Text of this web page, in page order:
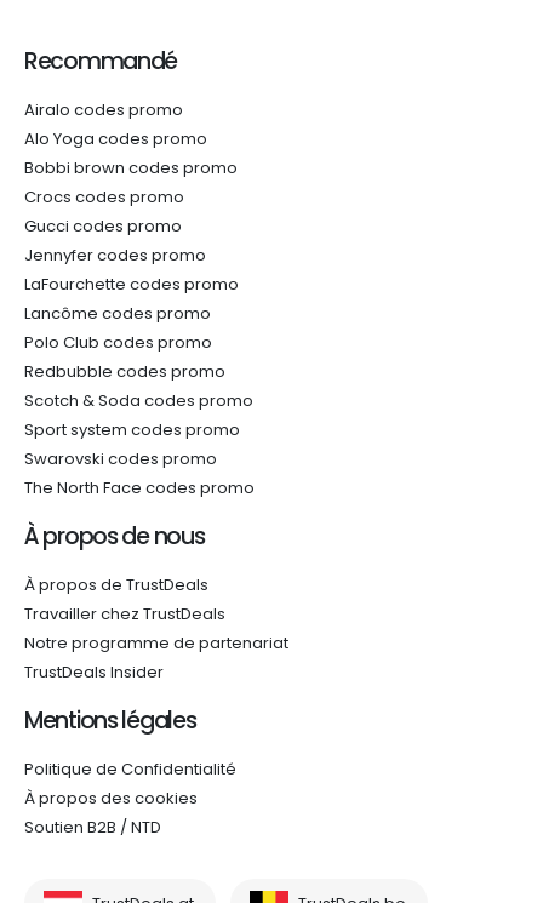
Recommandé
Airalo codes promo
Alo Yoga codes promo
Bobbi brown codes promo
Crocs codes promo
Gucci codes promo
Jennyfer codes promo
LaFourchette codes promo
Lancôme codes promo
Polo Club codes promo
Redbubble codes promo
Scotch & Soda codes promo
Sport system codes promo
Swarovski codes promo
The North Face codes promo
À propos de nous
À propos de TrustDeals
Travailler chez TrustDeals
Notre programme de partenariat
TrustDeals Insider
Mentions légales
Politique de Confidentialité
À propos des cookies
Soutien B2B / NTD